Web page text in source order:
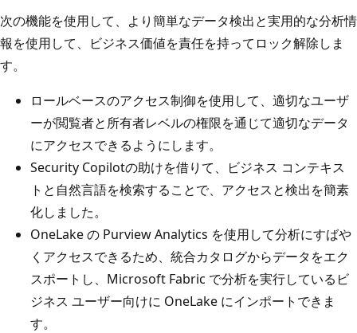
次の機能を使用して、より簡単なデータ検出と実用的な分析情
報を使用して、ビジネス価値を責任を持ってロック解除しま
す。
ロールベースのアクセス制御を使用して、適切なユーザ
ーが閲覧者と所有者レベルの権限を通じて適切なデータ
にアクセスできるようにします。
Security Copilotの助けを借りて、ビジネス コンテキス
トと自然言語を検索することで、アクセスと検出を簡素
化しました。
OneLake の Purview Analytics を使用して分析にすばや
くアクセスできるため、統合カタログからデータをエク
スポートし、Microsoft Fabric で分析を実行しているビ
ジネス ユーザー向けに OneLake にインポートできま
す。